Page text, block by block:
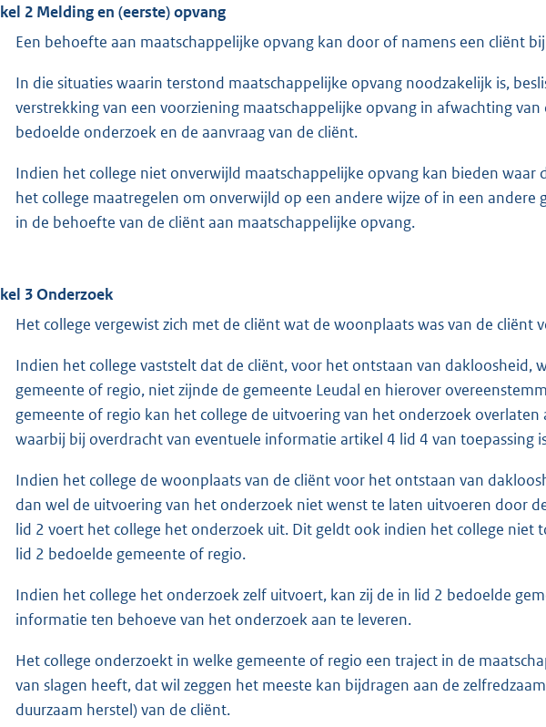
2 Melding en (eerste) opvang
Een behoefte aan maatschappelijke opvang kan door of namens een cliënt
In die situaties waarin terstond maatschappelijke opvang noodzakelijk is,
verstrekking van een voorziening maatschappelijke opvang in afwachting
bedoelde onderzoek en de aanvraag van de cliënt.
Indien het college niet onverwijld maatschappelijke opvang kan bieden
het college maatregelen om onverwijld op een andere wijze of in een
in de behoefte van de cliënt aan maatschappelijke opvang.
3 Onderzoek
Het college vergewist zich met de cliënt wat de woonplaats was van de cliënt
Indien het college vaststelt dat de cliënt, voor het ontstaan van dakloosheid,
gemeente of regio, niet zijnde de gemeente Leudal en hierover
gemeente of regio kan het college de uitvoering van het onderzoek
waarbij bij overdracht van eventuele informatie artikel 4 lid 4 van toepassing
Indien het college de woonplaats van de cliënt voor het ontstaan van
dan wel de uitvoering van het onderzoek niet wenst te laten uitvoeren door
lid 2 voert het college het onderzoek uit. Dit geldt ook indien het college
lid 2 bedoelde gemeente of regio.
Indien het college het onderzoek zelf uitvoert, kan zij de in lid 2 bedoelde
informatie ten behoeve van het onderzoek aan te leveren.
Het college onderzoekt in welke gemeente of regio een traject in de
van slagen heeft, dat wil zeggen het meeste kan bijdragen aan de
duurzaam herstel) van de cliënt.